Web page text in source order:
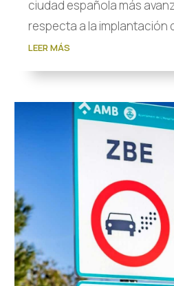
ciudad española más
respecta a la implantación
LEER MÁS